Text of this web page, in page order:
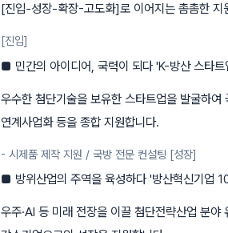
[진입-성장-확장-고도화]로 이어지는 촘촘한 지
[진입]
■ 민간의 아이디어, 국력이 되다 'K-방산 스타트
우수한 첨단기술을 보유한 스타트업을 발굴하
연계사업화 등을 종합 지원합니다.
- 시제품 제작 지원 / 국방 전문 컨설팅 [성장]
■ 방위산업의 주역을 육성하다 '방산혁신기업
우주·AI 등 미래 전장을 이끌 첨단전략산업 분